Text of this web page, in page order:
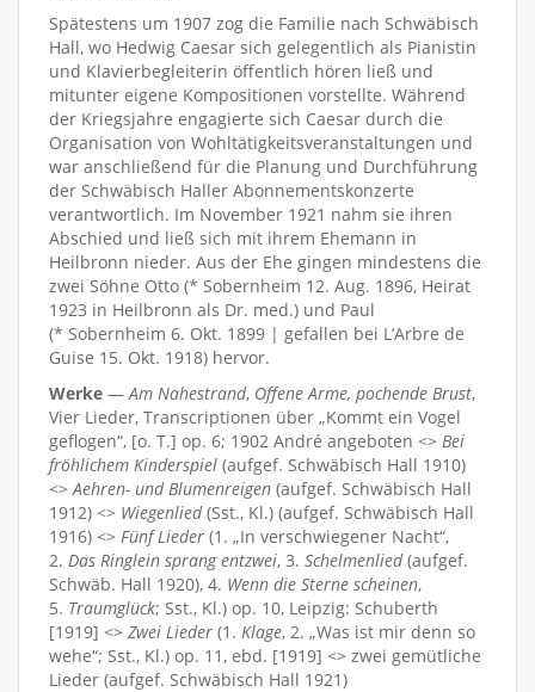
Spätestens um 1907 zog die Familie nach Schwäbisch
Hall, wo Hedwig Caesar sich gelegentlich als Pianistin
und Klavierbegleiterin öffentlich hören ließ und
mitunter eigene Kompositionen vorstellte. Während
der Kriegsjahre engagierte sich Caesar durch die
Organisation von Wohltätigkeitsveranstaltungen und
war anschließend für die Planung und Durchführung
der Schwäbisch Haller Abonnementskonzerte
verantwortlich. Im November 1921 nahm sie ihren
Abschied und ließ sich mit ihrem Ehemann in
Heilbronn nieder. Aus der Ehe gingen mindestens die
zwei Söhne Otto (* Sobernheim 12. Aug. 1896, Heirat
1923 in Heilbronn als Dr. med.) und Paul
(* Sobernheim 6. Okt. 1899 | gefallen bei L’Arbre de
Guise 15. Okt. 1918) hervor.
Werke — Am Nahestrand, Offene Arme, pochende Brust,
Vier Lieder, Transcriptionen über „Kommt ein Vogel
geflogen“, [o. T.] op. 6; 1902 André angeboten <> Bei
fröhlichem Kinderspiel (aufgef. Schwäbisch Hall 1910)
<> Aehren- und Blumenreigen (aufgef. Schwäbisch Hall
1912) <> Wiegenlied(Sst., Kl.) (aufgef. Schwäbisch Hall
1916) <> Fünf Lieder (1. „In verschwiegener Nacht“,
2. Das Ringlein sprang entzwei, 3. Schelmenlied(aufgef.
Schwäb. Hall 1920), 4. Wenn die Sterne scheinen,
5. Traumglück; Sst., Kl.) op. 10, Leipzig: Schuberth
[1919] <> Zwei Lieder (1. Klage, 2. „Was ist mir denn so
wehe“; Sst., Kl.) op. 11, ebd. [1919] <> zwei gemütliche
Lieder (aufgef. Schwäbisch Hall 1921)